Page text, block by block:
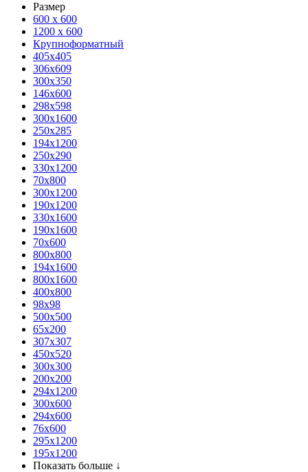
Размер
600 х 600
1200 х 600
Крупноформатный
405x405
306x609
300x350
146x600
298x598
300x1600
250x285
194x1200
250x290
330x1200
70x800
300x1200
190x1200
330x1600
190x1600
70x600
800x800
194x1600
800x1600
400х800
98x98
500x500
65x200
307x307
450x520
300x300
200x200
294x1200
300x600
294x600
76х600
295х1200
195х1200
Показать больше ↓